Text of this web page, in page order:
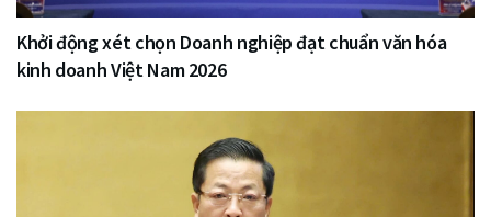
Khởi động xét chọn Doanh nghiệp đạt chuẩn văn hóa
kinh doanh Việt Nam 2026